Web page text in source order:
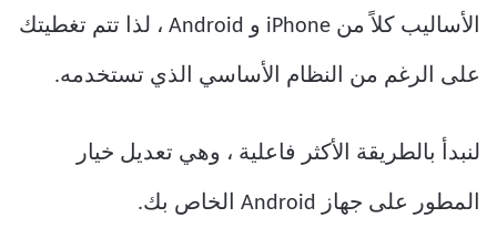
الأساليب كلاً من iPhone و Android ، لذا تتم تغطيتك
على الرغم من النظام الأساسي الذي تستخدمه.
لنبدأ بالطريقة الأكثر فاعلية ، وهي تعديل خيار
المطور على جهاز Android الخاص بك.